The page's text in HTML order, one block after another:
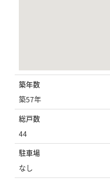
築年数
築57年
総戸数
44
駐車場
なし